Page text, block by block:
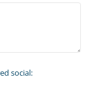
social: